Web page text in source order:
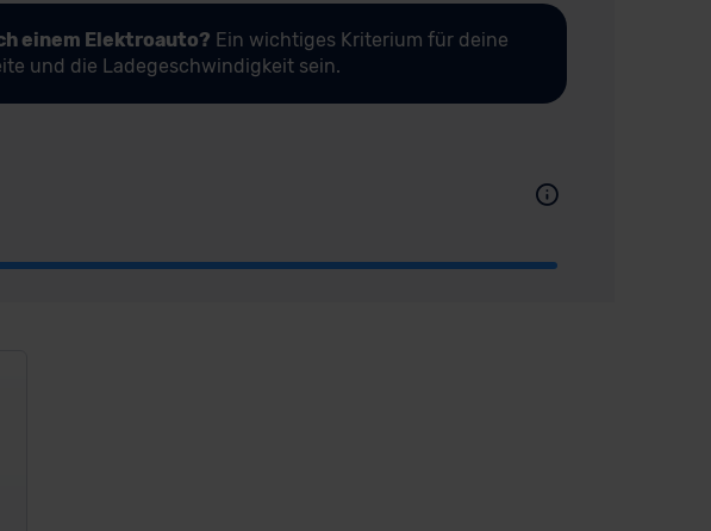
einem Elektroauto? Ein wichtiges Kriterium für deine
und die Ladegeschwindigkeit sein.